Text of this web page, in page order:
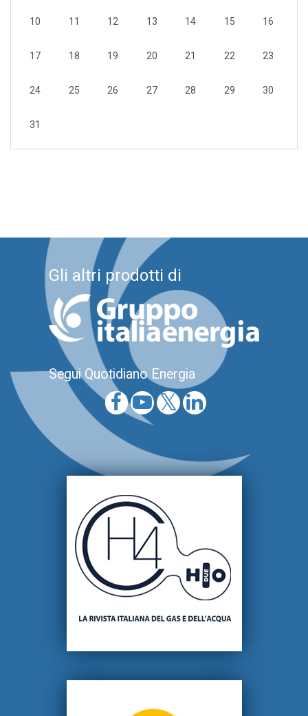
10 11 12 13 14 15 16
17 18 19 20 21 22 23
24 25 26 27 28 29 30
31
Gli altri prodotti di
Segui Quotidiano Energia